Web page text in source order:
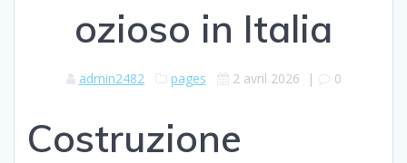
ozioso in Italia
admin2482 pages 2 avril 2026 | 0
Costruzione